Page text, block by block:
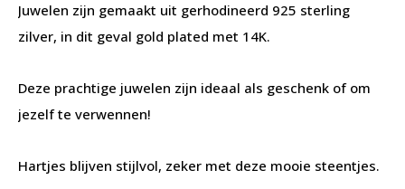
Juwelen zijn gemaakt uit gerhodineerd 925 sterling
zilver, in dit geval gold plated met 14K.
Deze prachtige juwelen zijn ideaal als geschenk of om
jezelf te verwennen!
Hartjes blijven stijlvol, zeker met deze mooie steentjes.